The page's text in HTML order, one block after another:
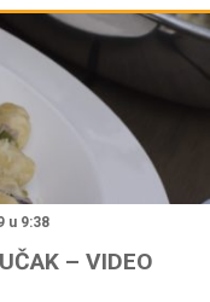
u 9:38
– VIDEO